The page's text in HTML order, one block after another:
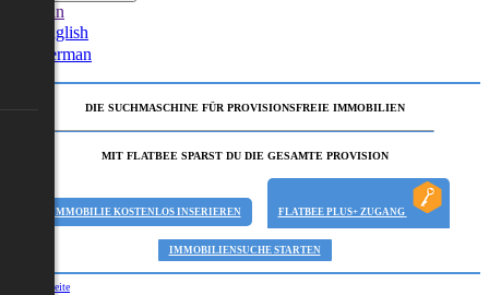
German
English
German
DIE SUCHMASCHINE FÜR PROVISIONSFREIE IMMOBILIEN
MIT FLATBEE SPARST DU DIE GESAMTE PROVISION
IMMOBILIE KOSTENLOS INSERIEREN FLATBEE PLUS+ ZUGANG
IMMOBILIENSUCHE STARTEN
Startseite